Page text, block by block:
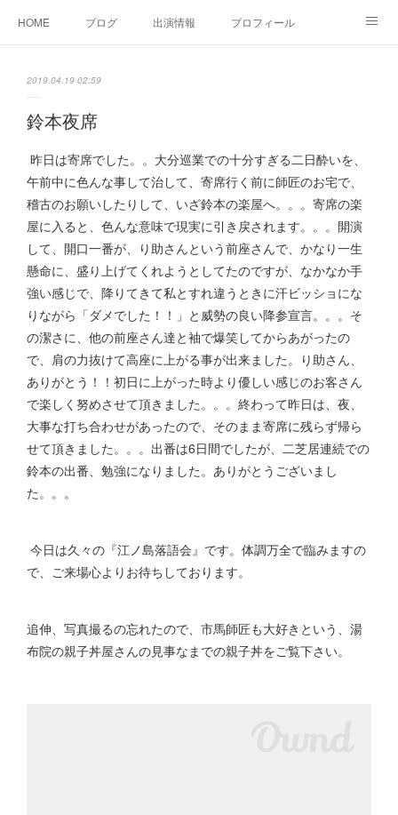
HOME ブログ 出演情報 プロフィール
2019.04.19 02:59
鈴本夜席
昨日は寄席でした。。大分巡業での十分すぎる二日酔いを、
午前中に色んな事して治して、寄席行く前に師匠のお宅で、
稽古のお願いしたりして、いざ鈴本の楽屋へ。。。寄席の楽
屋に入ると、色んな意味で現実に引き戻されます。。。開演
して、開口一番が、り助さんという前座さんで、かなり一生
懸命に、盛り上げてくれようとしてたのですが、なかなか手
強い感じで、降りてきて私とすれ違うときに汗ビッショにな
りながら「ダメでした！！」と威勢の良い降参宣言。。。そ
の潔さに、他の前座さん達と袖で爆笑してからあがったの
で、肩の力抜けて高座に上がる事が出来ました。り助さん、
ありがとう！！初日に上がった時より優しい感じのお客さん
で楽しく努めさせて頂きました。。。終わって昨日は、夜、
大事な打ち合わせがあったので、そのまま寄席に残らず帰ら
せて頂きました。。。出番は6日間でしたが、二芝居連続での
鈴本の出番、勉強になりました。ありがとうございまし
た。。。
今日は久々の『江ノ島落語会』です。体調万全で臨みますの
で、ご来場心よりお待ちしております。
追伸、写真撮るの忘れたので、市馬師匠も大好きという、湯
布院の親子丼屋さんの見事なまでの親子丼をご覧下さい。